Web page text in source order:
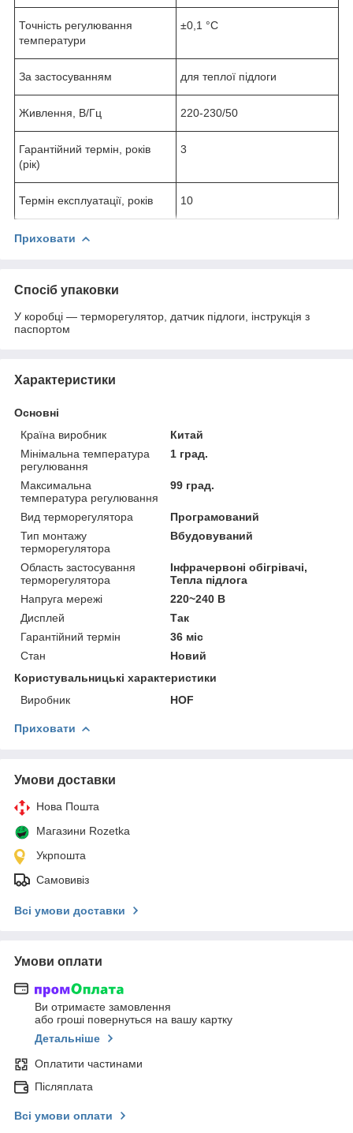
Точність регулювання
температури
±0,1 °C
За застосуванням для теплої підлоги
Живлення, В/Гц 220-230/50
Гарантійний термін, років
(рік)
3
Термін експлуатації, років 10
Приховати
Спосіб упаковки
У коробці — терморегулятор, датчик підлоги, інструкція з
паспортом
Характеристики
Основні
Країна виробник
Китай
Мінімальна температура
регулювання
1 град.
Максимальна
температура регулювання
99 град.
Вид терморегулятора
Програмований
Тип монтажу
терморегулятора
Вбудовуваний
Область застосування
терморегулятора
Інфрачервоні обігрівачі,
Тепла підлога
Напруга мережі
220~240 В
Дисплей
Так
Гарантійний термін
36 міс
Стан
Новий
Користувальницькі характеристики
Виробник
HOF
Приховати
Умови доставки
Нова Пошта
Магазини Rozetka
Укрпошта
Самовивіз
Всі умови доставки
Умови оплати
Ви отримаєте замовлення
або гроші повернуться на вашу картку
Детальніше
Оплатити частинами
Післяплата
Всі умови оплати